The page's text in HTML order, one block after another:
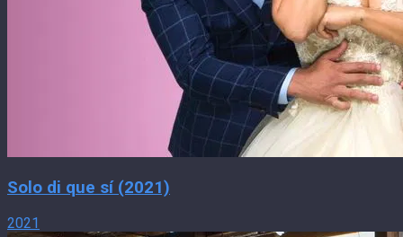
Solo di que sí (2021)
2021